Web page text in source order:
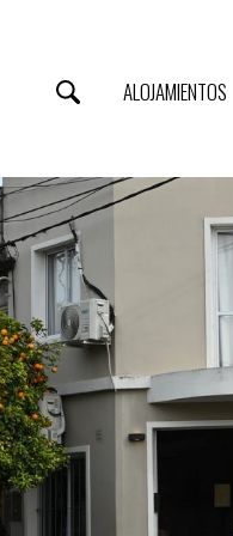
ALOJAMIENTOS